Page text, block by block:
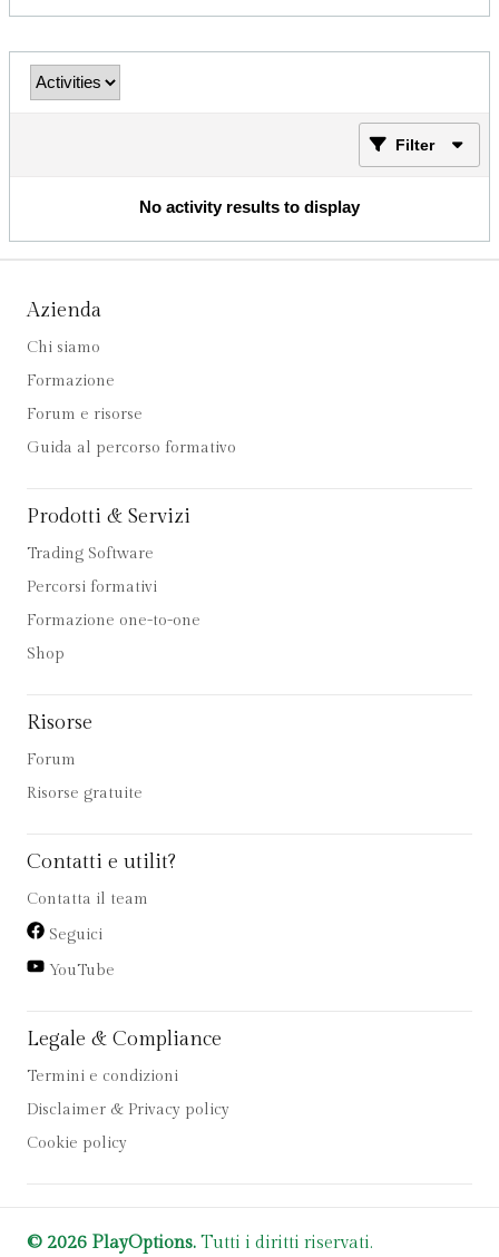
Filter
No activity results to display
Azienda
Chi siamo
Formazione
Forum e risorse
Guida al percorso formativo
Prodotti & Servizi
Trading Software
Percorsi formativi
Formazione one-to-one
Shop
Risorse
Forum
Risorse gratuite
Contatti e utilit?
Contatta il team
Seguici
YouTube
Legale & Compliance
Termini e condizioni
Disclaimer & Privacy policy
Cookie policy
© 2026 PlayOptions. Tutti i diritti riservati.